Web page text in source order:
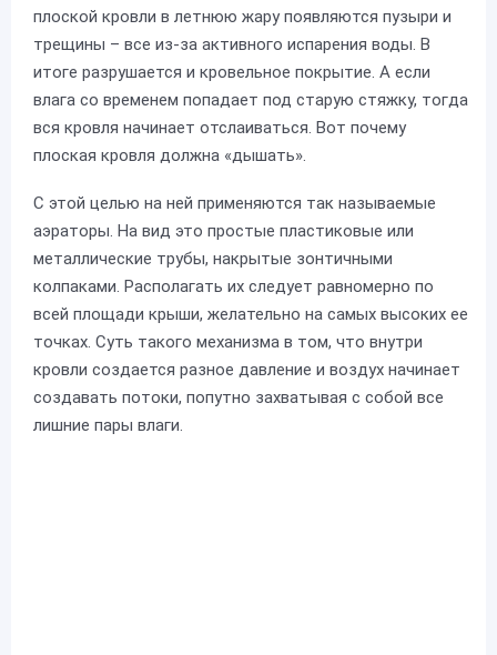
плоской кровли в летнюю жару появляются пузыри и
трещины – все из-за активного испарения воды. В
итоге разрушается и кровельное покрытие. А если
влага со временем попадает под старую стяжку, тогда
вся кровля начинает отслаиваться. Вот почему
плоская кровля должна «дышать».
С этой целью на ней применяются так называемые
аэраторы. На вид это простые пластиковые или
металлические трубы, накрытые зонтичными
колпаками. Располагать их следует равномерно по
всей площади крыши, желательно на самых высоких ее
точках. Суть такого механизма в том, что внутри
кровли создается разное давление и воздух начинает
создавать потоки, попутно захватывая с собой все
лишние пары влаги.